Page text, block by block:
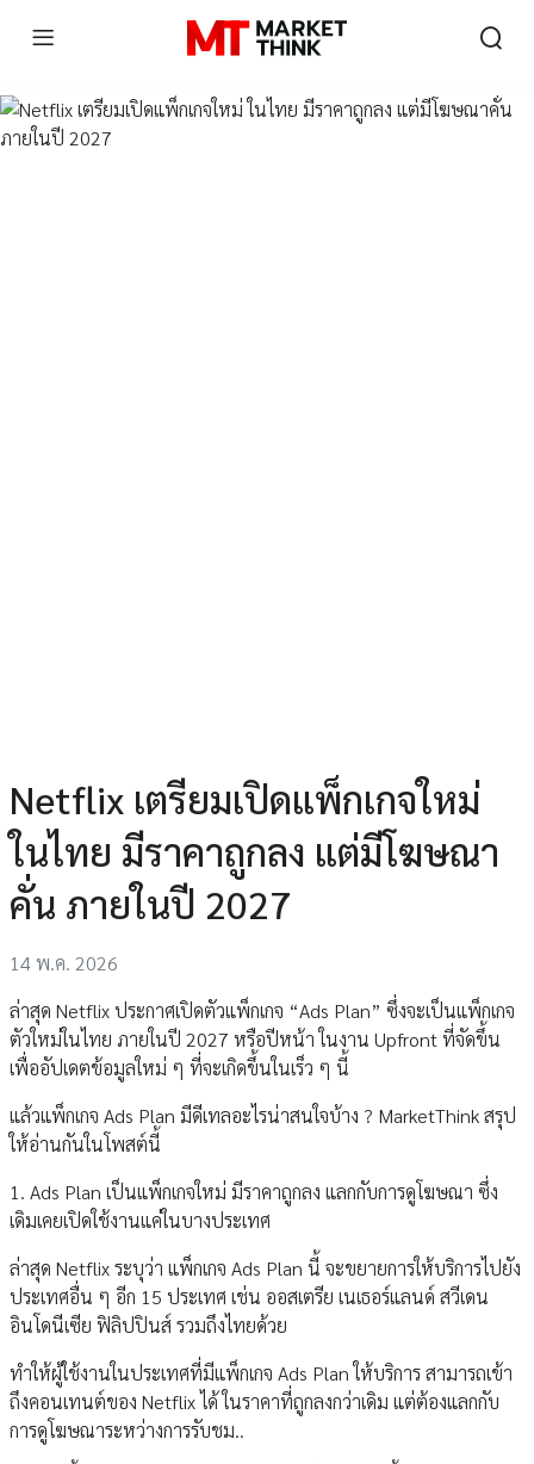
Netflix เตรียมเปิดแพ็กเกจใหม่
ในไทย มีราคาถูกลง แต่มีโฆษณา
คั่น ภายในปี 2027
14 พ.ค. 2026
ล่าสุด Netflix ประกาศเปิดตัวแพ็กเกจ “Ads Plan” ซึ่งจะเป็นแพ็กเกจ
ตัวใหม่ในไทย ภายในปี 2027 หรือปีหน้า ในงาน Upfront ที่จัดขึ้น
เพื่ออัปเดตข้อมูลใหม่ ๆ ที่จะเกิดขึ้นในเร็ว ๆ นี้
แล้วแพ็กเกจ Ads Plan มีดีเทลอะไรน่าสนใจบ้าง ? MarketThink สรุป
ให้อ่านกันในโพสต์นี้
1. Ads Plan เป็นแพ็กเกจใหม่ มีราคาถูกลง แลกกับการดูโฆษณา ซึ่ง
เดิมเคยเปิดใช้งานแค่ในบางประเทศ
ล่าสุด Netflix ระบุว่า แพ็กเกจ Ads Plan นี้ จะขยายการให้บริการไปยัง
ประเทศอื่น ๆ อีก 15 ประเทศ เช่น ออสเตรีย เนเธอร์แลนด์ สวีเดน
อินโดนีเซีย ฟิลิปปินส์ รวมถึงไทยด้วย
ทำให้ผู้ใช้งานในประเทศที่มีแพ็กเกจ Ads Plan ให้บริการ สามารถเข้า
ถึงคอนเทนต์ของ Netflix ได้ ในราคาที่ถูกลงกว่าเดิม แต่ต้องแลกกับ
การดูโฆษณาระหว่างการรับชม..